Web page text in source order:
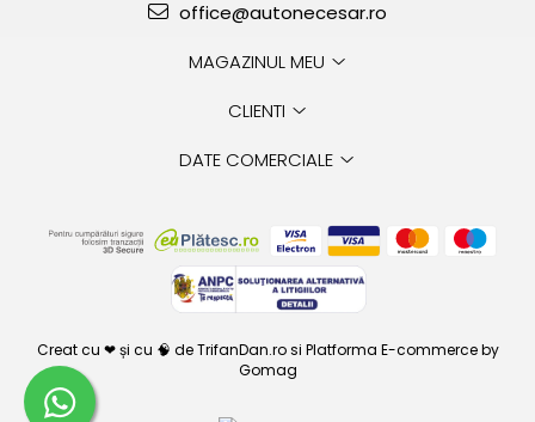
office@autonecesar.ro
MAGAZINUL MEU
CLIENTI
DATE COMERCIALE
Creat cu ❤ și cu 🧠 de TrifanDan.rosi Platforma E-commerce by
Gomag